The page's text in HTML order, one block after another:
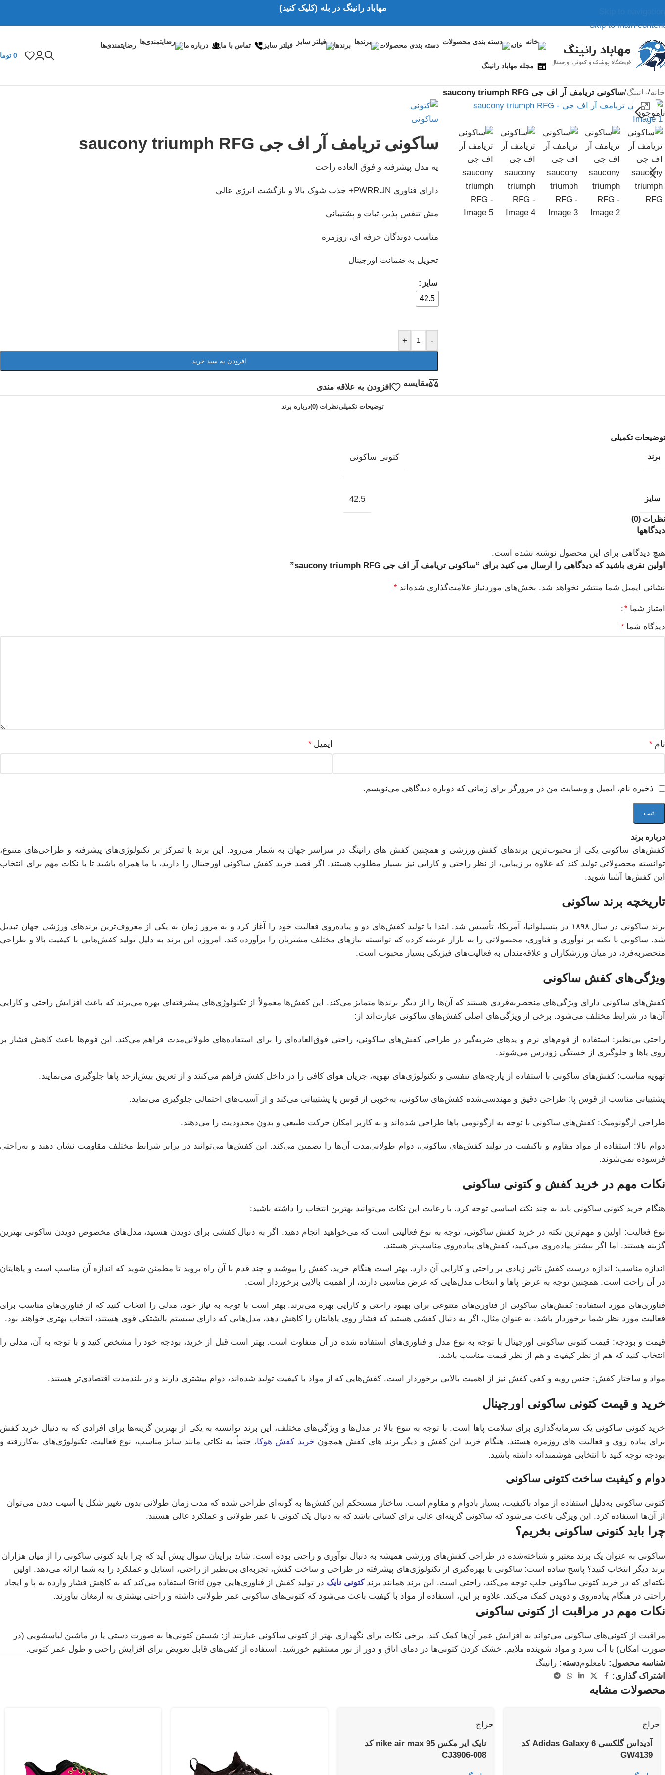
Skip to main content
مهاباد رانینگ در بله (کلیک کنید)
خانه دسته بندی محصولات برندها فیلتر سایز تماس با ما درباره ما رضایتمندی‌ها
مجله مهاباد رانینگ
0
خانه/رانینگ/ساکونی تریامف آر اف جی saucony triumph RFG
ناموجود
بزرگنمایی تصویر
ساکونی تریامف آر اف جی saucony triumph RFG
یه مدل پیشرفته و فوق العاده راحت
دارای فناوری PWRRUN+ جذب شوک بالا و بازگشت انرژی عالی
مش تنفس پذیر، ثبات و پشتیبانی
مناسب دوندگان حرفه ای، روزمره
تحویل به ضمانت اورجینال
سایز
42.5
-
+
افزودن به سبد خرید
مقایسه افزودن به علاقه مندی
توضیحات تکمیلینظرات (0) درباره برند
توضیحات تکمیلی
برند کتونی ساکونی
سایز 42.5
نظرات (0)
دیدگاهها
هیچ دیدگاهی برای این محصول نوشته نشده است.
اولین نفری باشید که دیدگاهی را ارسال می کنید برای “ساکونی تریامف آر اف جی saucony triumph RFG”
نشانی ایمیل شما منتشر نخواهد شد. بخش‌های موردنیاز علامت‌گذاری شده‌اند *
امتیاز شما *
دیدگاه شما *
نام * ایمیل *
ذخیره نام، ایمیل و وبسایت من در مرورگر برای زمانی که دوباره دیدگاهی می‌نویسم.
درباره برند
کفش‌های ساکونی یکی از محبوب‌ترین برندهای کفش ورزشی و همچنین کفش های رانینگ در سراسر جهان به شمار می‌رود. این برند با تمرکز بر تکنولوژی‌های پیشرفته و طراحی‌های متنوع،
توانسته محصولاتی تولید کند که علاوه بر زیبایی، از نظر راحتی و کارایی نیز بسیار مطلوب هستند. اگر قصد خرید کفش ساکونی اورجینال را دارید، با ما همراه باشید تا با نکات مهم برای انتخاب
این کفش‌ها آشنا شوید.
تاریخچه برند ساکونی
برند ساکونی در سال ۱۸۹۸ در پنسیلوانیا، آمریکا، تأسیس شد. ابتدا با تولید کفش‌های دو و پیاده‌روی فعالیت خود را آغاز کرد و به مرور زمان به یکی از معروف‌ترین برندهای ورزشی جهان تبدیل
شد. ساکونی با تکیه بر نوآوری و فناوری، محصولاتی را به بازار عرضه کرده که توانسته نیازهای مختلف مشتریان را برآورده کند. امروزه این برند به دلیل تولید کفش‌هایی با کیفیت بالا و طراحی
منحصربه‌فرد، در میان ورزشکاران و علاقه‌مندان به فعالیت‌های فیزیکی بسیار محبوب است.
ویژگی‌های کفش ساکونی
کفش‌های ساکونی دارای ویژگی‌های منحصربه‌فردی هستند که آن‌ها را از دیگر برندها متمایز می‌کند. این کفش‌ها معمولاً از تکنولوژی‌های پیشرفته‌ای بهره می‌برند که باعث افزایش راحتی و کارایی
آن‌ها در شرایط مختلف می‌شود. برخی از ویژگی‌های اصلی کفش‌های ساکونی عبارت‌اند از:
راحتی بی‌نظیر: استفاده از فوم‌های نرم و پدهای ضربه‌گیر در طراحی کفش‌های ساکونی، راحتی فوق‌العاده‌ای را برای استفاده‌های طولانی‌مدت فراهم می‌کند. این فوم‌ها باعث کاهش فشار بر
روی پاها و جلوگیری از خستگی زودرس می‌شوند.
تهویه مناسب: کفش‌های ساکونی با استفاده از پارچه‌های تنفسی و تکنولوژی‌های تهویه، جریان هوای کافی را در داخل کفش فراهم می‌کنند و از تعریق بیش‌ازحد پاها جلوگیری می‌نمایند.
پشتیبانی مناسب از قوس پا: طراحی دقیق و مهندسی‌شده کفش‌های ساکونی، به‌خوبی از قوس پا پشتیبانی می‌کند و از آسیب‌های احتمالی جلوگیری می‌نماید.
طراحی ارگونومیک: کفش‌های ساکونی با توجه به ارگونومی پاها طراحی شده‌اند و به کاربر امکان حرکت طبیعی و بدون محدودیت را می‌دهند.
دوام بالا: استفاده از مواد مقاوم و باکیفیت در تولید کفش‌های ساکونی، دوام طولانی‌مدت آن‌ها را تضمین می‌کند. این کفش‌ها می‌توانند در برابر شرایط مختلف مقاومت نشان دهند و به‌راحتی
فرسوده نمی‌شوند.
نکات مهم در خرید کفش و کتونی ساکونی
هنگام خرید کتونی ساکونی باید به چند نکته اساسی توجه کرد. با رعایت این نکات می‌توانید بهترین انتخاب را داشته باشید:
نوع فعالیت: اولین و مهم‌ترین نکته در خرید کفش ساکونی، توجه به نوع فعالیتی است که می‌خواهید انجام دهید. اگر به دنبال کفشی برای دویدن هستید، مدل‌های مخصوص دویدن ساکونی بهترین
گزینه‌ هستند. اما اگر بیشتر پیاده‌روی می‌کنید، کفش‌های پیاده‌روی مناسب‌تر هستند.
اندازه مناسب: اندازه درست کفش تاثیر زیادی بر راحتی و کارایی آن دارد. بهتر است هنگام خرید، کفش را بپوشید و چند قدم با آن راه بروید تا مطمئن شوید که اندازه آن مناسب است و پاهایتان
در آن راحت است. همچنین توجه به عرض پاها و انتخاب مدل‌هایی که عرض مناسبی دارند، از اهمیت بالایی برخوردار است.
فناوری‌های مورد استفاده: کفش‌های ساکونی از فناوری‌های متنوعی برای بهبود راحتی و کارایی بهره می‌برند. بهتر است با توجه به نیاز خود، مدلی را انتخاب کنید که از فناوری‌های مناسب برای
فعالیت مورد نظر شما برخوردار باشد. به عنوان مثال، اگر به دنبال کفشی هستید که فشار روی پاهایتان را کاهش دهد، مدل‌هایی که دارای سیستم بالشتکی قوی هستند، انتخاب بهتری خواهند بود.
قیمت و بودجه: قیمت کتونی ساکونی اورجینال با توجه به نوع مدل و فناوری‌های استفاده شده در آن متفاوت است. بهتر است قبل از خرید، بودجه خود را مشخص کنید و با توجه به آن، مدلی را
انتخاب کنید که هم از نظر کیفیت و هم از نظر قیمت مناسب باشد.
مواد و ساختار کفش: جنس رویه و کفی کفش نیز از اهمیت بالایی برخوردار است. کفش‌هایی که از مواد با کیفیت تولید شده‌اند، دوام بیشتری دارند و در بلندمدت اقتصادی‌تر هستند.
خرید و قیمت کتونی ساکونی اورجینال
خرید کتونی ساکونی یک سرمایه‌گذاری برای سلامت پاها است. با توجه به تنوع بالا در مدل‌ها و ویژگی‌های مختلف، این برند توانسته به یکی از بهترین گزینه‌ها برای افرادی که به دنبال خرید کفش
برای پیاده روی و فعالیت های روزمره هستند. هنگام خرید این کفش و دیگر برند های کفش همچون خرید کفش هوکا، حتماً به نکاتی مانند سایز مناسب، نوع فعالیت، تکنولوژی‌های به‌کاررفته و
بودجه توجه کنید تا انتخابی هوشمندانه داشته باشید.
دوام و کیفیت ساخت کتونی ساکونی
کتونی ساکونی به‌دلیل استفاده از مواد باکیفیت، بسیار بادوام و مقاوم است. ساختار مستحکم این کفش‌ها به گونه‌ای طراحی شده که مدت زمان طولانی بدون تغییر شکل یا آسیب دیدن می‌توان
از آن‌ها استفاده کرد. این ویژگی باعث می‌شود که ساکونی گزینه‌ای عالی برای کسانی باشد که به دنبال یک کتونی با عمر طولانی و عملکرد عالی هستند.
چرا باید کتونی ساکونی بخریم؟
ساکونی به عنوان یک برند معتبر و شناخته‌شده در طراحی کفش‌های ورزشی همیشه به دنبال نوآوری و راحتی بوده است. شاید برایتان سوال پیش آید که چرا باید کتونی ساکونی را از میان هزاران
برند دیگر انتخاب کنید؟ پاسخ ساده است: ساکونی با بهره‌گیری از تکنولوژی‌های پیشرفته در طراحی و ساخت کفش، تجربه‌ای بی‌نظیر از راحتی، استایل و عملکرد را به شما ارائه می‌دهد. اولین
نکته‌ای که در خرید کتونی ساکونی جلب توجه می‌کند، راحتی است. این برند همانند برندکتونی نایک
در تولید کفش از فناوری‌هایی چون Grid استفاده می‌کند که به کاهش فشار وارده به پا و ایجاد
راحتی در هنگام پیاده‌روی و دویدن کمک می‌کند. علاوه بر این، استفاده از مواد با کیفیت باعث می‌شود که کتونی‌های ساکونی عمر طولانی داشته و راحتی بیشتری به ارمغان بیاورند.
نکات مهم در مراقبت از کتونی ساکونی
مراقبت از کتونی‌های ساکونی می‌تواند به افزایش عمر آن‌ها کمک کند. برخی نکات برای نگهداری بهتر از کتونی ساکونی عبارتند از: شستن کتونی‌ها به صورت دستی یا در ماشین لباسشویی (در
صورت امکان) با آب سرد و مواد شوینده ملایم. خشک کردن کتونی‌ها در دمای اتاق و دور از نور مستقیم خورشید. استفاده از کفی‌های قابل تعویض برای افزایش راحتی و طول عمر کتونی.
شناسه محصول: نامعلومدسته: رانینگ
اشتراک گذاری:
محصولات مشابه
حراج
آدیداس گلکسی 6 Adidas Galaxy کد
GW4139
حراج
نایک ایر مکس 95 nike air max کد
CJ3906-008